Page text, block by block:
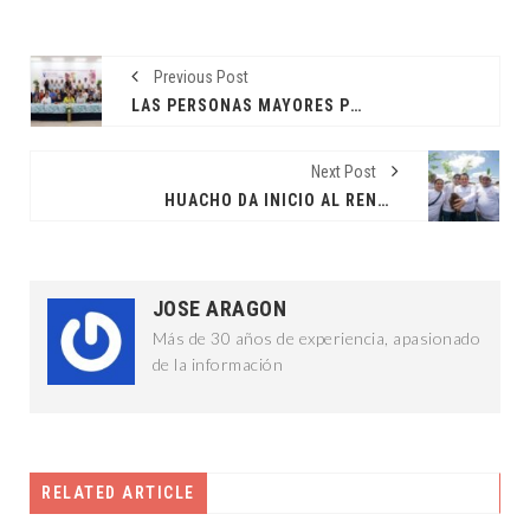
Previous Post
LAS PERSONAS MAYORES PUEDEN APORTAR MUCHO: CPL
Next Post
HUACHO DA INICIO AL RENACIMIENTO VERDE
JOSE ARAGON
Más de 30 años de experiencia, apasionado
de la información
RELATED ARTICLE